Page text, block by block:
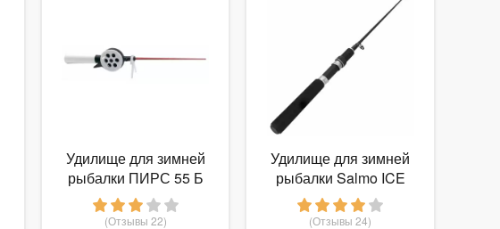
Удилище для зимней
рыбалки ПИРС 55 Б
(Отзывы 22)
Удилище для зимней
рыбалки Salmo ICE
SUDAK (416-18)
(Отзывы 24)